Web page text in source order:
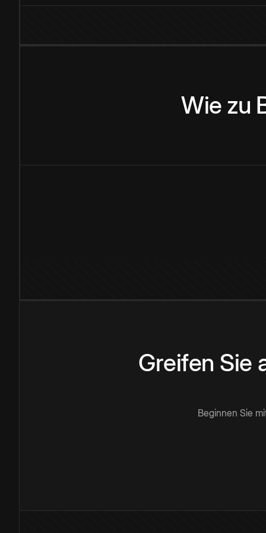
Wie zu
Greifen Sie
Beginnen Sie